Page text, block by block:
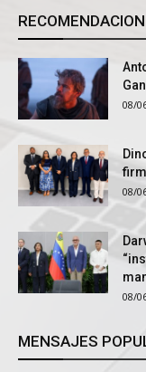
08/
08/
08/
MENSAJES